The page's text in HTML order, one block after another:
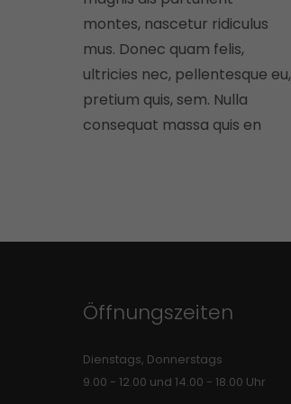
montes, nascetur ridiculus
mus. Donec quam felis,
ultricies nec, pellentesque eu,
pretium quis, sem. Nulla
consequat massa quis en
Öffnungszeiten
Dienstags, Donnerstags
9.00 - 12.00 und 14.00 - 18.00 Uhr